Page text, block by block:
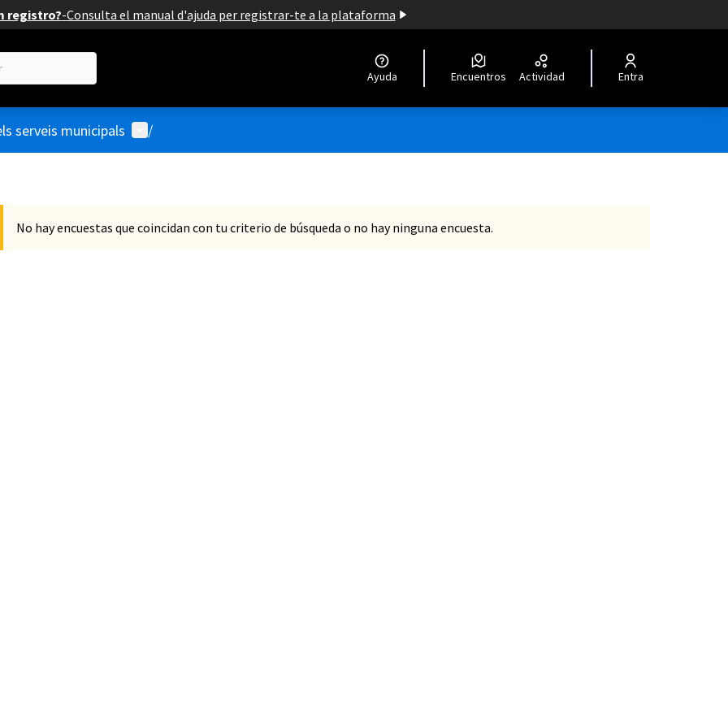
registro?-Consulta el manual d'ajuda per registrar-te a la plataforma
Ayuda Encuentros Actividad Entra
serveis municipals Menú de usuario
/
No hay encuestas que coincidan con tu criterio de búsqueda o no hay ninguna encuesta.